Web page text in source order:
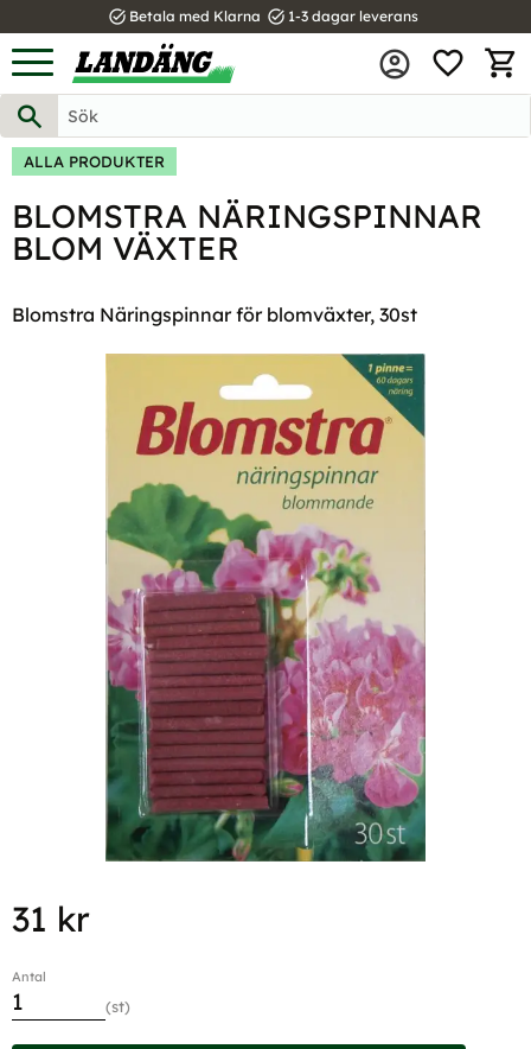
Meny
task_alt Betala med Klarna task_alt 1-3 dagar leverans
ALLA PRODUKTER
BLOMSTRA NÄRINGSPINNAR
BLOM VÄXTER
Blomstra Näringspinnar för blomväxter, 30st
31 kr
Antal
st